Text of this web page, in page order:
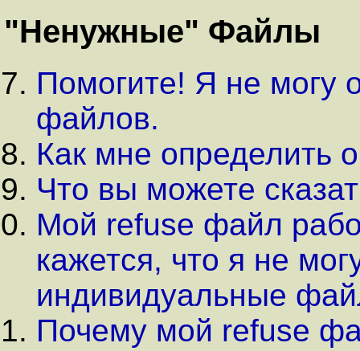
"Ненужные" Файлы
Помогите! Я не могу
файлов.
Как мне определить
Что вы можете
Мой refuse файл
кажется, что я не
индивидуальные
Почему мой refuse